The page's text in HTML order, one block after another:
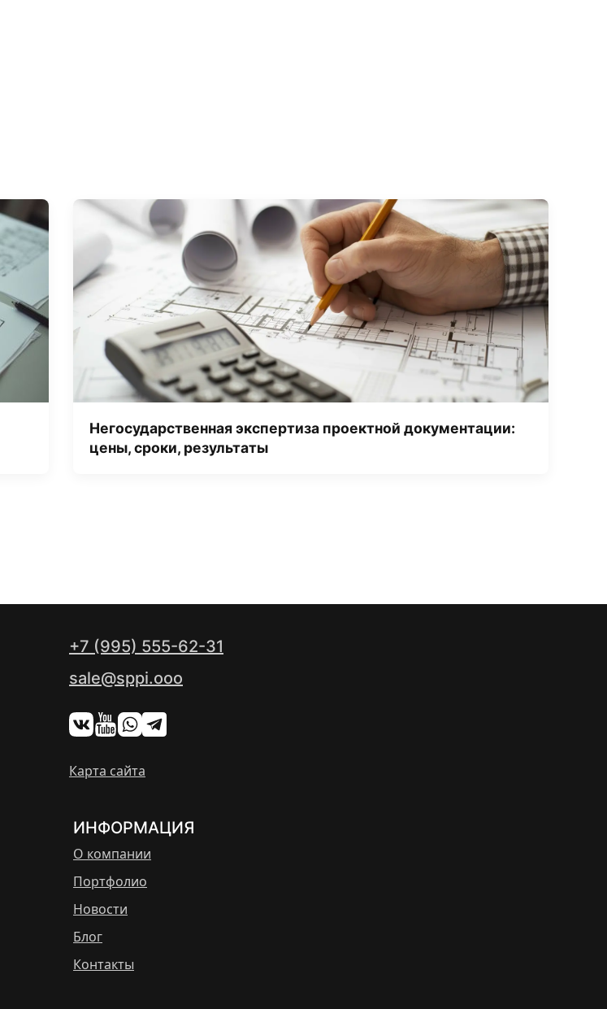
Негосударственная экспертиза проектной документации:
цены, сроки, результаты
+7 (995) 555-62-31
sale@sppi.ooo
Карта сайта
ИНФОРМАЦИЯ
О компании
Портфолио
Новости
Блог
Контакты